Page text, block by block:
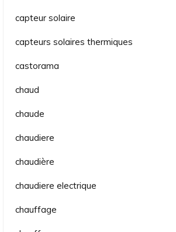
capteur solaire
capteurs solaires thermiques
castorama
chaud
chaude
chaudiere
chaudière
chaudiere electrique
chauffage